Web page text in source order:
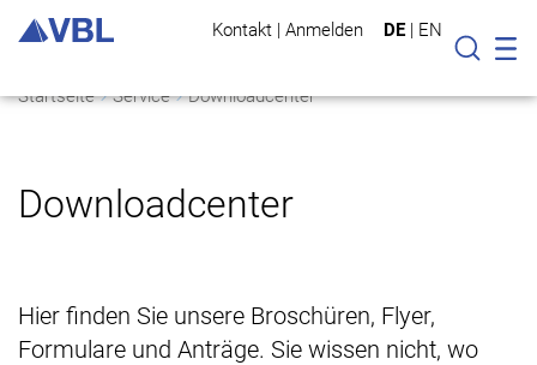
Kontakt | Anmelden DE | EN
Suche
Startseite Service Downloadcenter
Downloadcenter
Hier finden Sie unsere Broschüren, Flyer,
Formulare und Anträge. Sie wissen nicht, wo